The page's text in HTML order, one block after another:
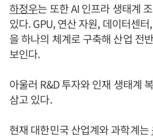
하정우는 또한 AI 인프라 생태계
있다. GPU, 연산 자원, 데이터센
을 하나의 체계로 구축해 산업 전
보인다.
아울러 R&D 투자와 인재 생태계
삼고 있다.
현재 대한민국 산업계와 과학계는